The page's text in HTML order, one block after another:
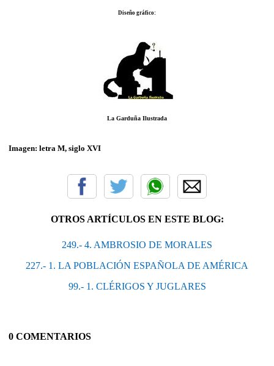
Diseño gráfico:
La Garduña Ilustrada
Imagen: letra M, siglo XVI
OTROS ARTÍCULOS EN ESTE BLOG:
249.- 4. AMBROSIO DE MORALES
227.- 1. LA POBLACIÓN ESPAÑOLA DE AMÉ­RICA
99.- 1. CLÉRIGOS Y JUGLARES
0 COMENTARIOS